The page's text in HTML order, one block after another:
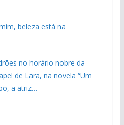
beleza está na
no horário nobre da
de Lara, na novela “Um
a atriz…